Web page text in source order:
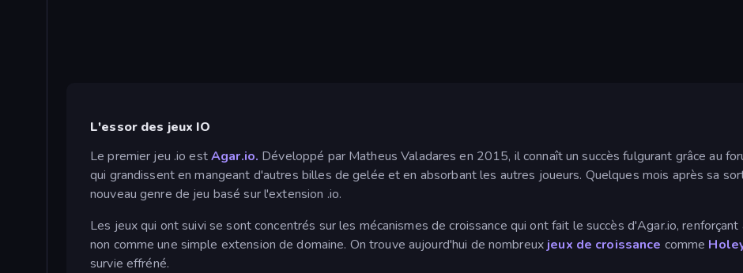
L'essor des jeux IO
Le premier jeu .io estAgar.io. Développé par Matheus Valadares en 2015, il connaît un succès fulgurant grâce au
qui grandissent en mangeant d'autres billes de gelée et en absorbant les autres joueurs. Quelques mois après sa
nouveau genre de jeu basé sur l'extension .io.
Les jeux qui ont suivi se sont concentrés sur les mécanismes de croissance qui ont fait le succès d'Agar.io,
non comme une simple extension de domaine. On trouve aujourd'hui de nombreux jeux de croissance comme
survie effréné.